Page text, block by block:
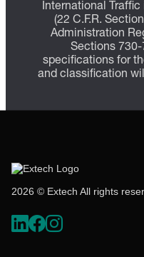
International Traffic
(22 C.F.R.
Administration
Sections 730-
specifications for
and classification
2026 © Extech All rights